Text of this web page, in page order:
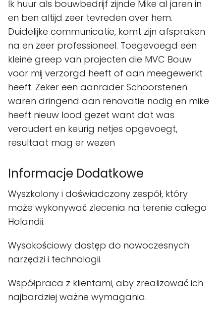
Ik huur als bouwbedrijf zijnde Mike al jaren in
en ben altijd zeer tevreden over hem.
Duidelijke communicatie, komt zijn afspraken
na en zeer professioneel. Toegevoegd een
kleine greep van projecten die MVC Bouw
voor mij verzorgd heeft of aan meegewerkt
heeft. Zeker een aanrader Schoorstenen
waren dringend aan renovatie nodig en mike
heeft nieuw lood gezet want dat was
veroudert en keurig netjes opgevoegt,
resultaat mag er wezen
Informacje Dodatkowe
Wyszkolony i doświadczony zespół, który
może wykonywać zlecenia na terenie całego
Holandii.
Wysokościowy dostęp do nowoczesnych
narzędzi i technologii.
Współpraca z klientami, aby zrealizować ich
najbardziej ważne wymagania.